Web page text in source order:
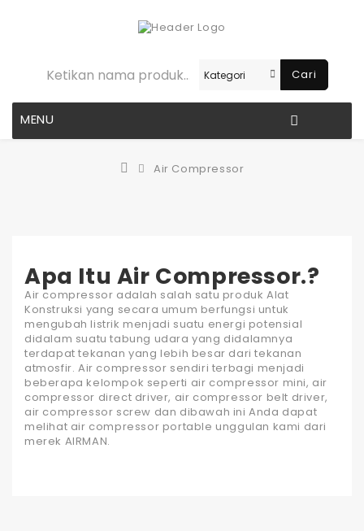
Cari
MENU
Air Compressor
Apa Itu Air Compressor.?
Air compressor adalah salah satu produkAlat
Konstruksi yang secara umum berfungsi untuk
mengubah listrik menjadi suatu energi potensial
didalam suatu tabung udara yang didalamnya
terdapat tekanan yang lebih besar dari tekanan
atmosfir. Air compressor sendiri terbagi menjadi
beberapa kelompok seperti air compressor mini, air
compressor direct driver, air compressor belt driver,
air compressor screw dan dibawah ini Anda dapat
melihat air compressor portable unggulan kami dari
merek AIRMAN.